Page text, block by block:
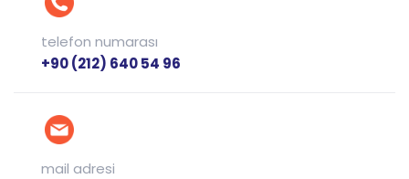
telefon numarası
+90 (212) 640 54 96
mail adresi